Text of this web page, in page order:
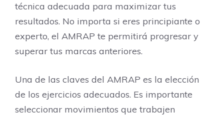
técnica adecuada para maximizar tus
resultados. No importa si eres principiante o
experto, el AMRAP te permitirá progresar y
superar tus marcas anteriores.
Una de las claves del AMRAP es la elección
de los ejercicios adecuados. Es importante
seleccionar movimientos que trabajen